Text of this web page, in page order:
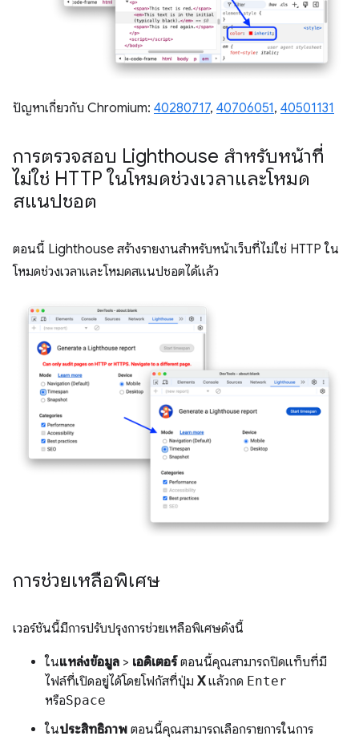
ปัญหาเกี่ยวกับ Chromium: 40280717, 40706051, 40501131
การตรวจสอบ Lighthouse สำหรับหน้าที่
ไม่ใช่ HTTP ในโหมดช่วงเวลาและโหมด
สแนปชอต
ตอนนี้ Lighthouse สร้างรายงานสำหรับหน้าเว็บที่ไม่ใช่ HTTP ใน
โหมดช่วงเวลาและโหมดสแนปชอตได้แล้ว
การช่วยเหลือพิเศษ
เวอร์ชันนี้มีการปรับปรุงการช่วยเหลือพิเศษดังนี้
ในแหล่งข้อมูล > เอดิเตอร์ตอนนี้คุณสามารถปิดแท็บที่มี
ไฟล์ที่เปิดอยู่ได้โดยโฟกัสที่ปุ่ม Xแล้วกด Enter
หรือSpace
ในประสิทธิภาพ ตอนนี้คุณสามารถเลือกรายการในการ